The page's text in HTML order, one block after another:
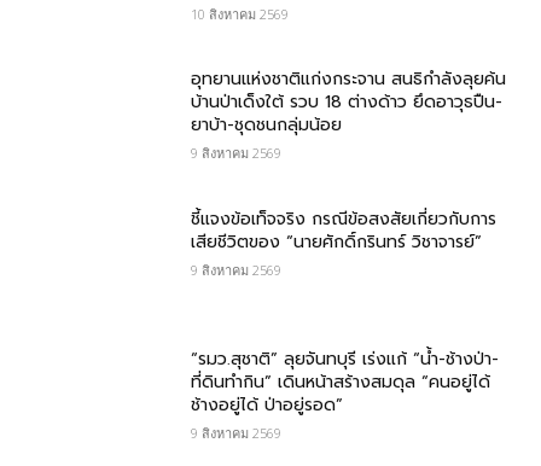
10 สิงหาคม 2569
อุทยานแห่งชาติแก่งกระจาน สนธิกำลังลุยค้น
บ้านป่าเด็งใต้ รวบ 18 ต่างด้าว ยึดอาวุธปืน-
ยาบ้า-ชุดชนกลุ่มน้อย
9 สิงหาคม 2569
ชี้แจงข้อเท็จจริง กรณีข้อสงสัยเกี่ยวกับการ
เสียชีวิตของ “นายศักดิ์กรินทร์ วิชาจารย์”
9 สิงหาคม 2569
“รมว.สุชาติ” ลุยจันทบุรี เร่งแก้ “น้ำ-ช้างป่า-
ที่ดินทำกิน” เดินหน้าสร้างสมดุล “คนอยู่ได้
ช้างอยู่ได้ ป่าอยู่รอด”
9 สิงหาคม 2569